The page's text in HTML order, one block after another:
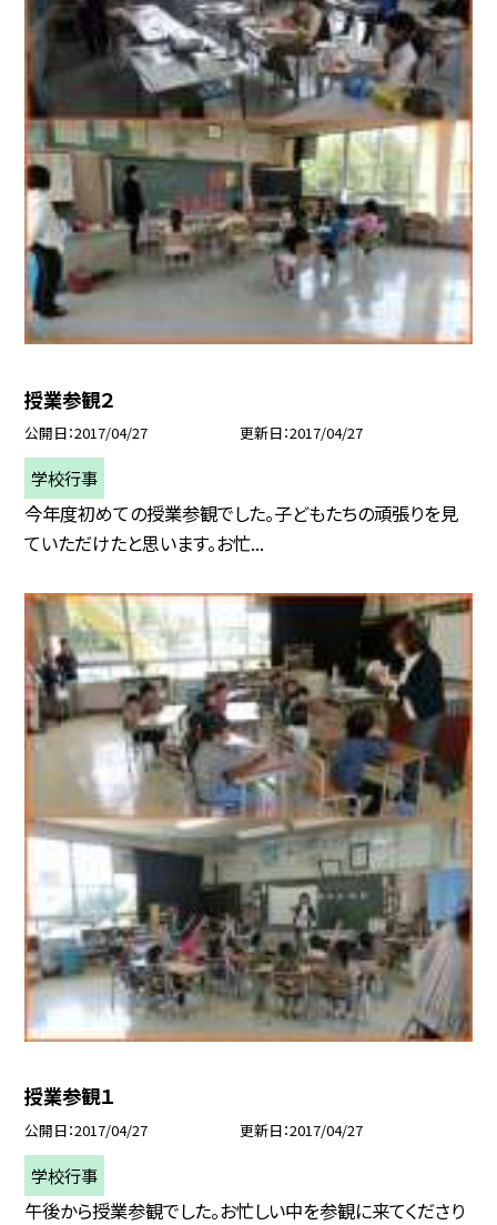
授業参観２
公開日 2017/04/27 更新日 2017/04/27
学校行事
今年度初めての授業参観でした。子どもたちの頑張りを見
ていただけたと思います。お忙...
授業参観１
公開日 2017/04/27 更新日 2017/04/27
学校行事
午後から授業参観でした。お忙しい中を参観に来てくださり